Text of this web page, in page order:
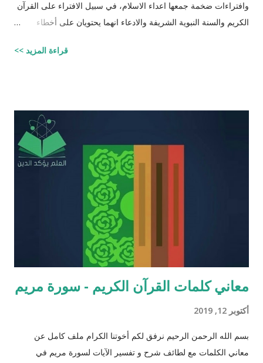
وافتراءات ضخمة جمعها اعداء الاسلام، في سبيل الافتراء على القرآن
الكريم والسنة النبوية الشريفة والادعاء انهما يحتويان على أخطاء
والردود الصلعمية الفاشلة عليها " وقد أبقيت على كل افتراء واتبعته
الافتراء : 1 - زوجيّة الأشياء في القرآن : مِنْ كُلِّ شَيْءٍ خَلَقْنَا زَوْجَيْنِ
لَعَلَّكُمْ تَذَكَّرُونَ / الذاريات : 49 وَمِنْ كُلِّ الثَّمَرَاتِ جَعَلَ فِيهَا زَوْجَيْنِ
اثْنَيْنِ / الرعد : 3 حَتَّى إِذَا جَاءَ أَمْرُنَا وَفَارَ التَّنُّورُ قُلْنَا احْمِلْ فِيهَا مِنْ كُلٍّ
زَوْجَيْنِ اثْنَيْنِ / هود : 11 و اذا طبقنا هذه الآبات وجدنا فيها شيئاً من
قراءة المزيد >>
معاني كلمات القرآن الكريم - سورة مريم
أكتوبر 12, 2019
بسم الله الرحمن الرحيم نرفق لكم أخوتنا الكرام ملف كامل عن
معاني الكلمات مع لطائف شرح و تفسير الآيات لسورة مريم في